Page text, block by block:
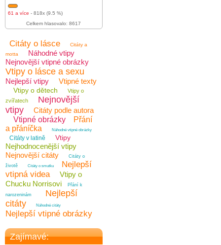
61 a více - 818x (9.5 %)
Celkem hlasovalo: 8617
Citáty o lásce
Citáty a
motta
Náhodné vtipy
Nejnovější vtipné obrázky
Vtipy o lásce a sexu
Nejlepší vtipy Vtipné texty
Vtipy o dětech
Vtipy o
zvířatech
Nejnovější
vtipy
Citáty podle autora
Vtipné obrázky
Přání
a přáníčka
Náhodné vtipné obrázky
Citáty v latině Vtipy
Nejhodnocenější vtipy
Nejnovější citáty
Citáty o
životě
Citáty o smutku
Nejlepší
vtipná videa
Vtipy o
Chucku Norrisovi
Přání k
narozeninám
Nejlepší
citáty
Náhodné citáty
Nejlepší vtipné obrázky
Zajímavé: